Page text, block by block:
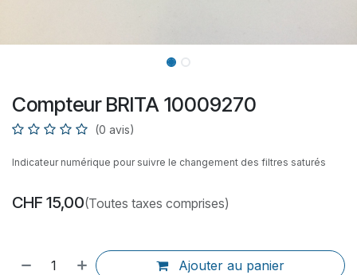
Compteur BRITA 10009270
(0 avis)
Indicateur numérique pour suivre le changement des filtres saturés
CHF 15,00(Toutes taxes comprises)
Ajouter au panier